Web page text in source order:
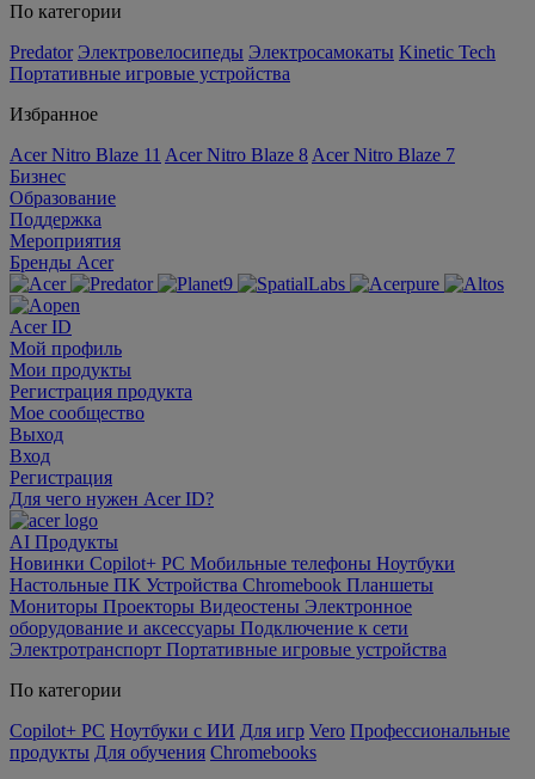
По категории
Predator Электровелосипеды Электросамокаты Kinetic Tech
Портативные игровые устройства
Избранное
Acer Nitro Blaze 11 Acer Nitro Blaze 8 Acer Nitro Blaze 7
Бизнес
Образование
Поддержка
Мероприятия
Бренды Acer
Acer ID
Мой профиль
Мои продукты
Регистрация продукта
Мое сообщество
Выход
Вход
Регистрация
Для чего нужен Acer ID?
AI Продукты
Новинки Copilot+ PC Мобильные телефоны Ноутбуки
Настольные ПК Устройства Chromebook Планшеты
Мониторы Проекторы Видеостены Электронное
оборудование и аксессуары Подключение к сети
Электротранспорт Портативные игровые устройства
По категории
Copilot+ PC Ноутбуки с ИИ Для игр Vero Профессиональные
продукты Для обучения Chromebooks